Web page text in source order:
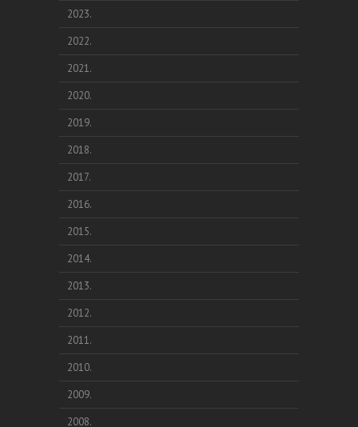
2023.
2022.
2021.
2020.
2019.
2018.
2017.
2016.
2015.
2014.
2013.
2012.
2011.
2010.
2009.
2008.